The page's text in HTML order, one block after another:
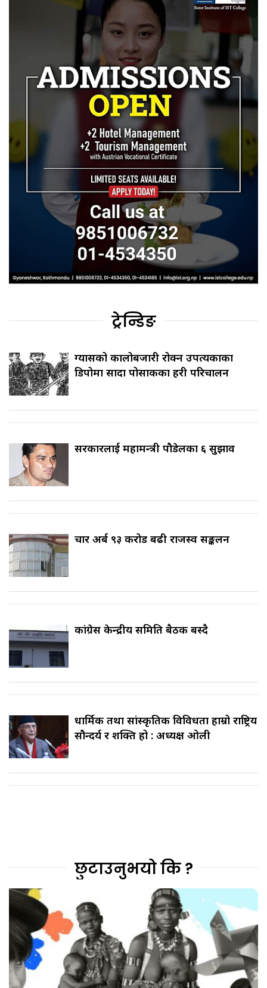
ट्रेन्डिङ
ग्यासको कालोबजारी रोक्न उपत्यकाका
डिपोमा सादा पोसाकका प्रहरी परिचालन
सरकारलाई महामन्त्री पौडेलका ६ सुझाव
चार अर्ब ९३ करोड बढी राजस्व सङ्कलन
कांग्रेस केन्द्रीय समिति बैठक बस्दै
धार्मिक तथा सांस्कृतिक विविधता हाम्रो राष्ट्रिय
सौन्दर्य र शक्ति हो : अध्यक्ष ओली
छुटाउनुभयो कि ?